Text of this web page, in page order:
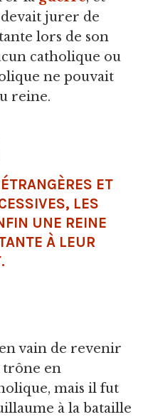
jurer de
lors de son
catholique ou
ne pouvait
reine.
ET
LES
UNE REINE
À LEUR
vain de revenir
trône en
mais il fut
à la bataille